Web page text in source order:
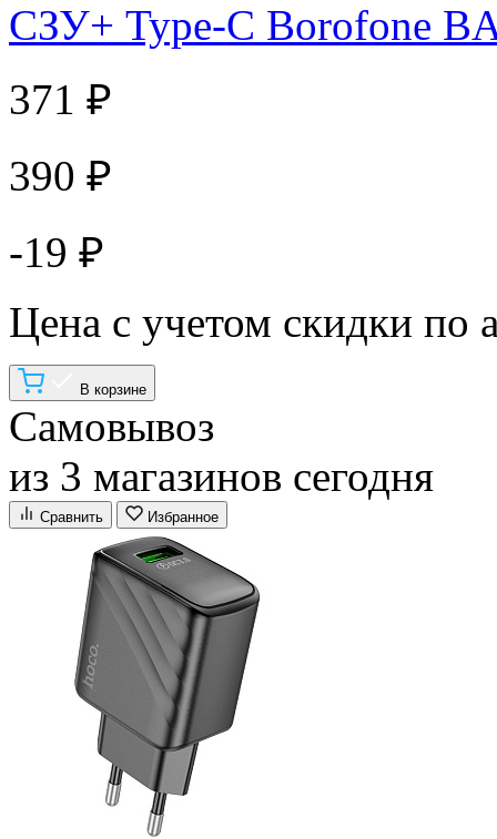
СЗУ+ Type-C Borofone
371 ₽
390 ₽
-19 ₽
Цена с учетом скидки по
В корзине
Самовывоз
из 3 магазинов сегодня
Сравнить Избранное